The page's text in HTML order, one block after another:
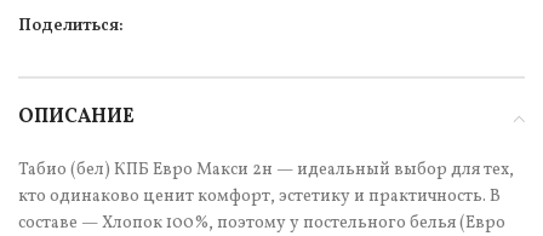
Поделиться:
ОПИСАНИЕ
Табио (бел) КПБ Евро Макси 2н — идеальный выбор для тех,
кто одинаково ценит комфорт, эстетику и практичность. В
составе — Хлопок 100%, поэтому у постельного белья (Евро